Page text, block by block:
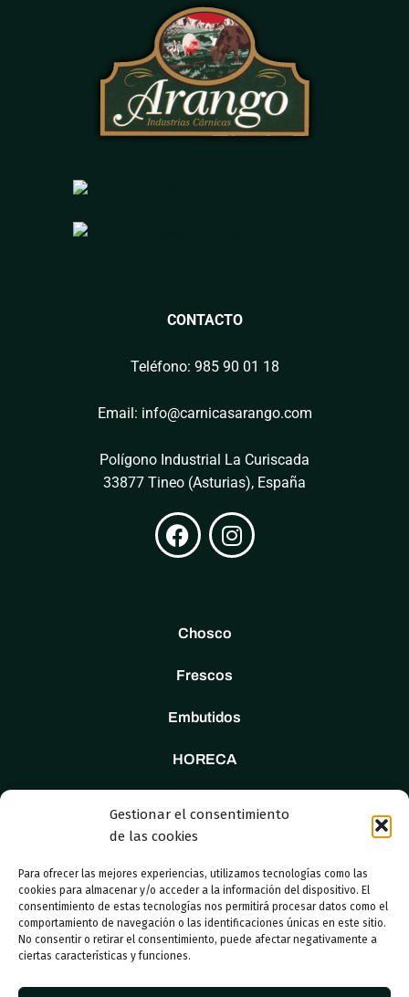
Gestionar el consentimiento
de las cookies
Para ofrecer las mejores experiencias, utilizamos tecnologías como las
cookies para almacenar y/o acceder a la información del dispositivo. El
consentimiento de estas tecnologías nos permitirá procesar datos como el
comportamiento de navegación o las identificaciones únicas en este sitio.
No consentir o retirar el consentimiento, puede afectar negativamente a
ciertas características y funciones.
CONTACTO
Teléfono: 985 90 01 18
Email: info@carnicasarango.com
Polígono Industrial La Curiscada
33877 Tineo (Asturias), España
Chosco
Frescos
Embutidos
HORECA
Nosotros
Contacto
© 2023 Adboosters